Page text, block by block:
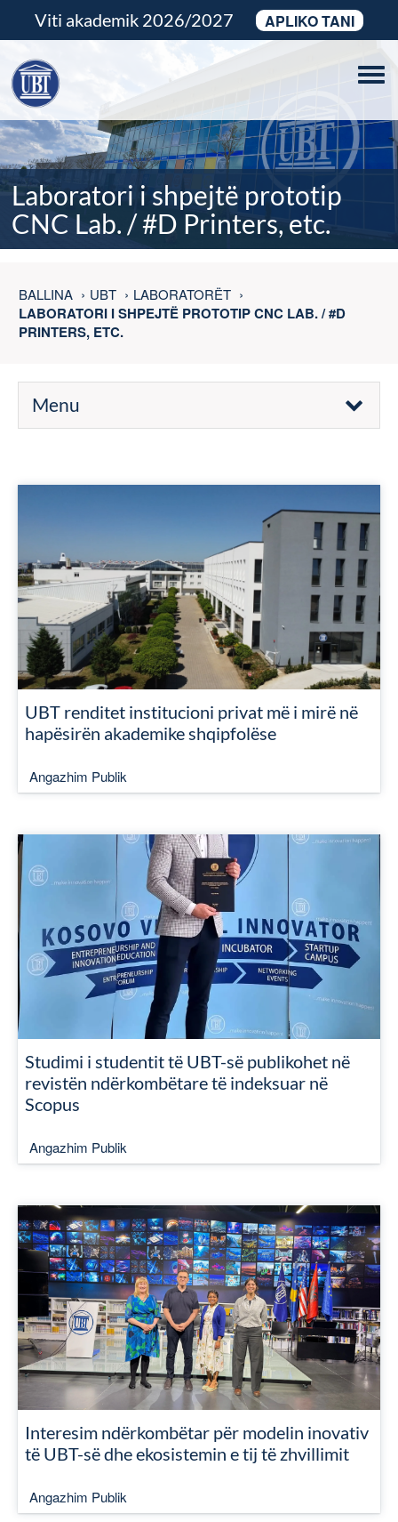
Viti akademik 2026/2027 APLIKO TANI
Laboratori i shpejtë prototip
CNC Lab. / #D Printers, etc.
BALLINA UBT LABORATORËT
LABORATORI I SHPEJTË PROTOTIP CNC LAB. / #D
PRINTERS, ETC.
Menu
UBT renditet institucioni privat më i mirë në
hapësirën akademike shqipfolëse
Angazhim Publik
Studimi i studentit të UBT-së publikohet në
revistën ndërkombëtare të indeksuar në
Scopus
Angazhim Publik
Interesim ndërkombëtar për modelin inovativ
të UBT-së dhe ekosistemin e tij të zhvillimit
Angazhim Publik